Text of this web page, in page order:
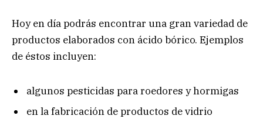
Hoy en día podrás encontrar una gran variedad de
productos elaborados con ácido bórico. Ejemplos
de éstos incluyen:
algunos pesticidas para roedores y hormigas
en la fabricación de productos de vidrio